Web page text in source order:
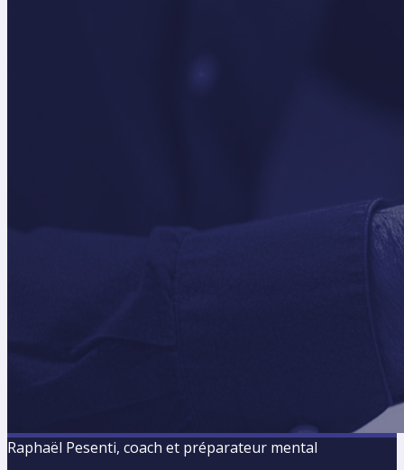
Raphaël Pesenti, coach et préparateur mental